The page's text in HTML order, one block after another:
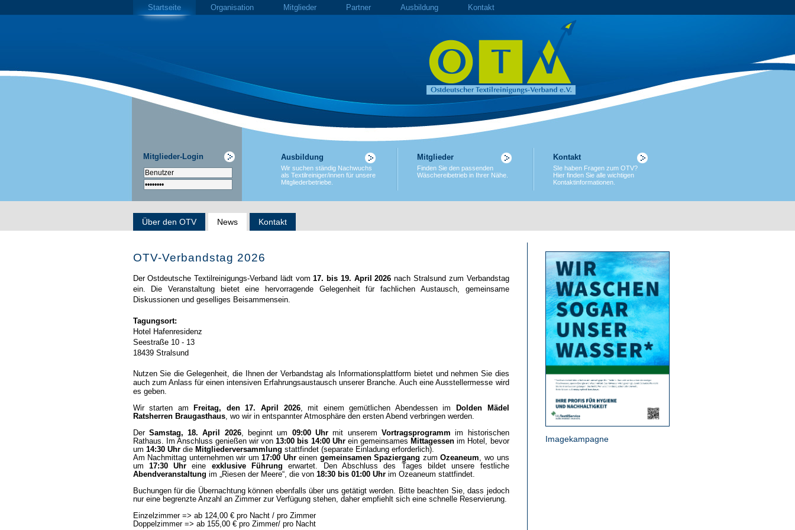
Startseite Organisation Mitglieder Partner Ausbildung Kontakt
Mitglieder-Login
Über den OTV News Kontakt
OTV-Verbandstag 2026
Der Ostdeutsche Textilreinigungs-Verband lädt vom17. bis 19. April 2026 nach Stralsund zum Verbandstag
ein. Die Veranstaltung bietet eine hervorragende Gelegenheit für fachlichen Austausch, gemeinsame
Diskussionen und geselliges Beisammensein.
Tagungsort:
Hotel Hafenresidenz
Seestraße 10 - 13
18439 Stralsund
Nutzen Sie die Gelegenheit, die Ihnen der Verbandstag als Informationsplattform bietet und nehmen Sie dies
auch zum Anlass für einen intensiven Erfahrungsaustausch unserer Branche. Auch eine Ausstellermesse wird
es geben.
Wir starten am
Freitag, den 17. April 2026, mit einem gemütlichen Abendessen im
Dolden Mädel
Ratsherren Braugasthaus, wo wir in entspannter Atmosphäre den ersten Abend verbringen werden.
Der Samstag, 18. April 2026, beginnt um 09:00 Uhr mit unserem Vortragsprogramm im historischen
Rathaus. Im Anschluss genießen wir von13:00 bis 14:00 Uhrein gemeinsames Mittagessen im Hotel, bevor
um 14:30 Uhrdie Mitgliederversammlung stattfindet (separate Einladung erforderlich).
Am Nachmittag unternehmen wir um17:00 Uhreinen gemeinsamen Spaziergang zumOzeaneum, wo uns
um 17:30 Uhr eine exklusive Führung erwartet. Den Abschluss des Tages bildet unsere festliche
Abendveranstaltung im „Riesen der Meere“, die von 18:30 bis 01:00 Uhrim Ozeaneum stattfindet.
Buchungen für die Übernachtung können ebenfalls über uns getätigt werden. Bitte beachten Sie, dass jedoch
nur eine begrenzte Anzahl an Zimmer zur Verfügung stehen, daher empfiehlt sich eine schnelle Reservierung.
Einzelzimmer => ab 124,00 € pro Nacht / pro Zimmer
Doppelzimmer => ab 155,00 € pro Zimmer/ pro Nacht
Imagekampagne
Ausbildung
Wir suchen ständig Nachwuchs
als Textilreiniger/innen für unsere
Mitgliederbetriebe.
Mitglieder
Finden Sie den passenden
Wäschereibetrieb in Ihrer Nähe.
Kontakt
SIe haben Fragen zum OTV?
Hier finden Sie alle wichtigen
Kontaktinformationen.